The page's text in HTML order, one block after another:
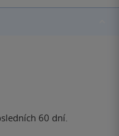
60 dní.